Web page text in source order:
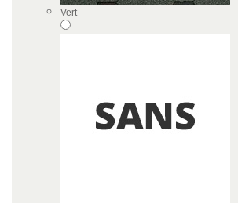
Vert